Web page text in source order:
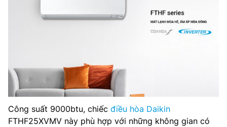
Đường kính ống(lỏng/hơi): 6.35/9.52 mm
Công suất 9000btu, chiếc điều hòa Daikin
FTHF25XVMV này phù hợp với những không gian có